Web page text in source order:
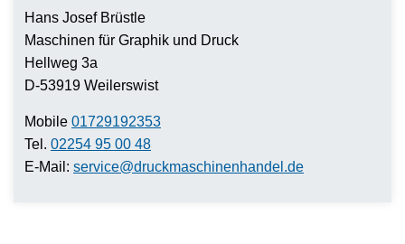
Hans Josef Brüstle
Maschinen für Graphik und Druck
Hellweg 3a
D-53919 Weilerswist
Mobile 01729192353
Tel. 02254 95 00 48
E-Mail: service@druckmaschinenhandel.de